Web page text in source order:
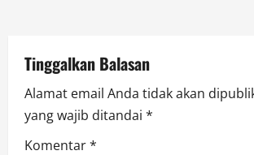
o
n
Tinggalkan Balasan
Alamat email Anda tidak akan
yang wajib ditandai *
Komentar*